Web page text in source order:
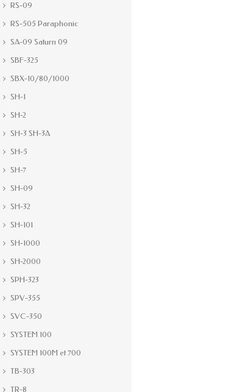
RS-09
RS-505 Paraphonic
SA-09 Saturn 09
SBF-325
SBX-10/80/1000
SH-1
SH-2
SH-3 SH-3A
SH-5
SH-7
SH-09
SH-32
SH-101
SH-1000
SH-2000
SPH-323
SPV-355
SVC-350
SYSTEM 100
SYSTEM 100M et 700
TB-303
TR-8